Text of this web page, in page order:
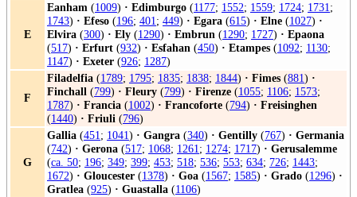
E
Eanham (1009) · Edimburgo (1177; 1552; 1559; 1724; 1731;
1743) · Efeso (196; 401; 449) · Egara (615) · Elne (1027) ·
Elvira (300) · Ely (1290) · Embrun (1290; 1727) · Epaona
(517) · Erfurt (932) · Esfahan (450) · Etampes (1092; 1130;
1147) · Exeter (926; 1287)
F
Filadelfia (1789; 1795; 1835; 1838; 1844) · Fimes (881) ·
Finchall (799) · Fleury (799) · Firenze (1055; 1106; 1573;
1787) · Francia (1002) · Francoforte (794) · Freisinghen
(1440) · Friuli (796)
G
Gallia (451; 1041) · Gangra (340) · Gentilly (767) · Germania
(742) · Gerona (517; 1068; 1261; 1274; 1717) · Gerusalemme
(ca. 50; 196; 349; 399; 453; 518; 536; 553; 634; 726; 1443;
1672) · Gloucester (1378) · Goa (1567; 1585) · Grado (1296) ·
Gratlea (925) · Guastalla (1106)